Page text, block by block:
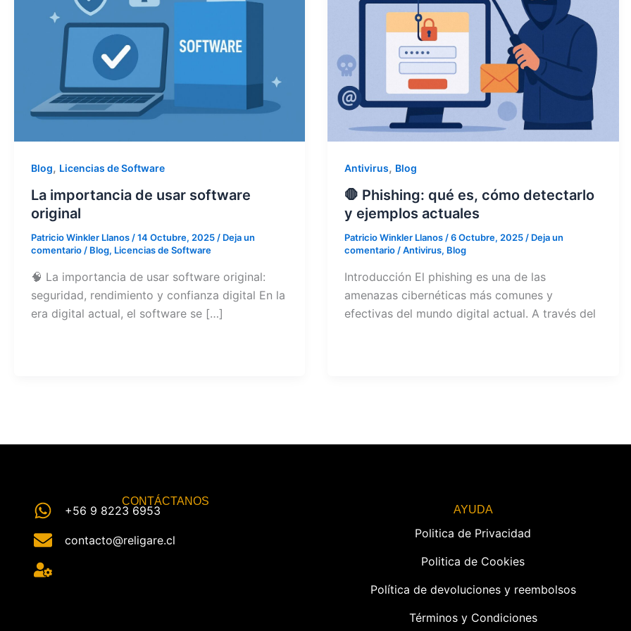
Blog, Licencias de Software
La importancia de usar software
original
Patricio Winkler Llanos /14 Octubre, 2025 / Deja un
comentario / Blog, Licencias de Software
🧠 La importancia de usar software original:
seguridad, rendimiento y confianza digital En la
era digital actual, el software se […]
Antivirus, Blog
🛑 Phishing: qué es, cómo detectarlo
y ejemplos actuales
Patricio Winkler Llanos /6 Octubre, 2025 / Deja un
comentario /Antivirus, Blog
Introducción El phishing es una de las
amenazas cibernéticas más comunes y
efectivas del mundo digital actual. A través del
CONTÁCTANOS
+56 9 8223 6953
contacto@religare.cl
AYUDA
Politica de Privacidad
Politica de Cookies
Política de devoluciones y reembolsos
Términos y Condiciones